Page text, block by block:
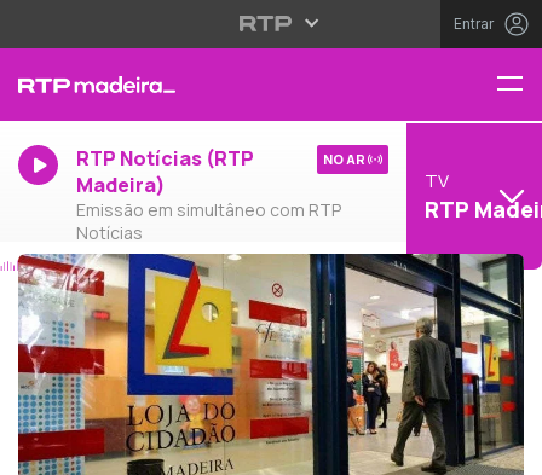
Entrar
RTP Notícias (RTP
Madeira)
Emissão em simultâneo com RTP
Notícias
NO AR
TV
RTP